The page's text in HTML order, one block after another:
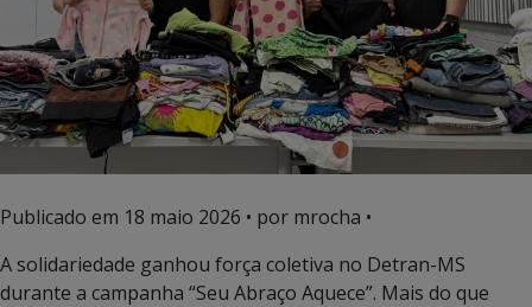
Publicado em 18 maio 2026 • por mrocha •
A solidariedade ganhou força coletiva no Detran-MS
durante a campanha “Seu Abraço Aquece”. Mais do que